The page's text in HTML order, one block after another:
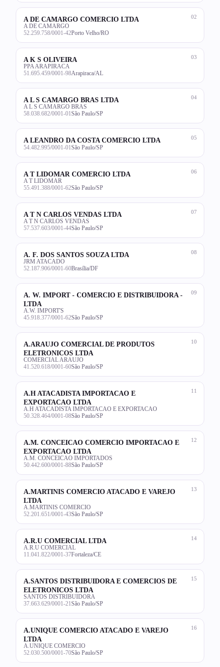
02
A DE CAMARGO COMERCIO LTDA
A DE CAMARGO
52.259.758/0001-42Porto Velho/RO
03
A K S OLIVEIRA
PPA ARAPIRACA
51.695.459/0001-98Arapiraca/AL
04
A L S CAMARGO BRAS LTDA
A L S CAMARGO BRAS
58.038.682/0001-01 São Paulo/SP
05
A LEANDRO DA COSTA COMERCIO LTDA
54.482.995/0001-01 São Paulo/SP
06
A T LIDOMAR COMERCIO LTDA
A T LIDOMAR
55.491.388/0001-62São Paulo/SP
07
A T N CARLOS VENDAS LTDA
A T N CARLOS VENDAS
57.537.603/0001-44São Paulo/SP
08
A. F. DOS SANTOS SOUZA LTDA
JRM ATACADO
52.187.906/0001-60Brasília/DF
09
A. W. IMPORT - COMERCIO E DISTRIBUIDORA -
LTDA
A.W. IMPORT'S
45.918.377/0001-62São Paulo/SP
10
A.ARAUJO COMERCIAL DE PRODUTOS
ELETRONICOS LTDA
COMERCIAL ARAUJO
41.520.618/0001-60São Paulo/SP
11
A.H ATACADISTA IMPORTACAO E
EXPORTACAO LTDA
A.H ATACADISTA IMPORTACAO E EXPORTACAO
50.328.464/0001-08São Paulo/SP
12
A.M. CONCEICAO COMERCIO IMPORTACAO E
EXPORTACAO LTDA
A.M. CONCEICAO IMPORTADOS
50.442.600/0001-88São Paulo/SP
13
A.MARTINIS COMERCIO ATACADO E VAREJO
LTDA
A.MARTINIS COMERCIO
52.201.651/0001-43São Paulo/SP
14
A.R.U COMERCIAL LTDA
A.R.U COMERCIAL
11.041.822/0001-37Fortaleza/CE
15
A.SANTOS DISTRIBUIDORA E COMERCIOS DE
ELETRONICOS LTDA
SANTOS DISTRIBUIDORA
37.663.629/0001-21 São Paulo/SP
16
A.UNIQUE COMERCIO ATACADO E VAREJO
LTDA
A.UNIQUE COMERCIO
52.030.500/0001-70São Paulo/SP